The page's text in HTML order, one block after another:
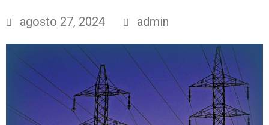
agosto 27, 2024 admin